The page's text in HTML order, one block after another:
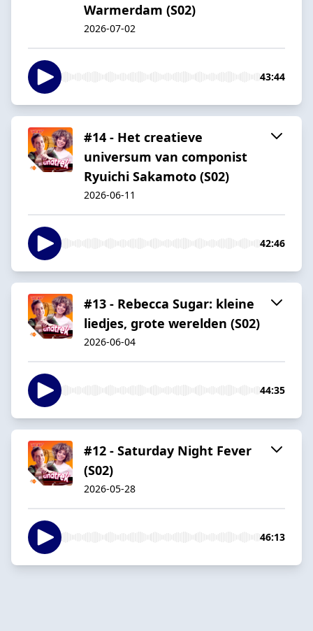
Warmerdam (S02)
2026-07-02
43:44
#14 - Het creatieve
universum van componist
Ryuichi Sakamoto (S02)
2026-06-11
42:46
#13 - Rebecca Sugar: kleine
liedjes, grote werelden (S02)
2026-06-04
44:35
#12 - Saturday Night Fever
(S02)
2026-05-28
46:13